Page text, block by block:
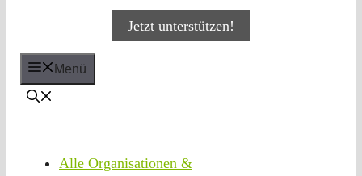
Jetzt unterstützen!
Menü
Alle Organisationen &